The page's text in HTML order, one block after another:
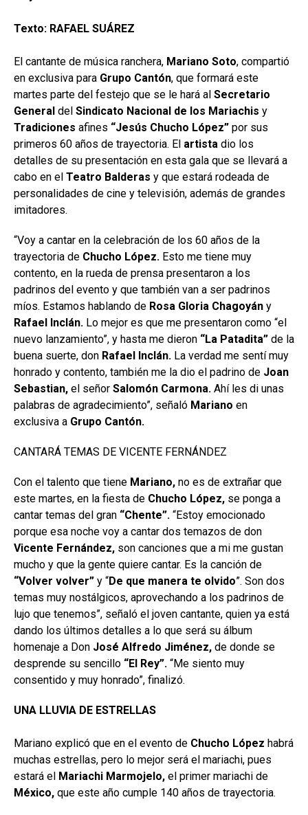
Texto: RAFAEL SUÁREZ
El cantante de música ranchera, Mariano Soto, compartió
en exclusiva para Grupo Cantón, que formará este
martes parte del festejo que se le hará al Secretario
General del Sindicato Nacional de los Mariachis y
Tradiciones afines “Jesús Chucho López” por sus
primeros 60 años de trayectoria. El artista dio los
detalles de su presentación en esta gala que se llevará a
cabo en el Teatro Balderas y que estará rodeada de
personalidades de cine y televisión, además de grandes
imitadores.
“Voy a cantar en la celebración de los 60 años de la
trayectoria de Chucho López. Esto me tiene muy
contento, en la rueda de prensa presentaron a los
padrinos del evento y que también van a ser padrinos
míos. Estamos hablando de Rosa Gloria Chagoyán y
Rafael Inclán. Lo mejor es que me presentaron como “el
nuevo lanzamiento”, y hasta me dieron “La Patadita” de la
buena suerte, don Rafael Inclán. La verdad me sentí muy
honrado y contento, también me la dio el padrino de Joan
Sebastian, el señor Salomón Carmona. Ahí les di unas
palabras de agradecimiento”, señaló Mariano en
exclusiva a Grupo Cantón.
CANTARÁ TEMAS DE VICENTE FERNÁNDEZ
Con el talento que tiene Mariano, no es de extrañar que
este martes, en la fiesta de Chucho López, se ponga a
cantar temas del gran “Chente”. “Estoy emocionado
porque esa noche voy a cantar dos temazos de don
Vicente Fernández, son canciones que a mi me gustan
mucho y que la gente quiere cantar. Es la canción de
“Volver volver” y “De que manera te olvido”. Son dos
temas muy nostálgicos, aprovechando a los padrinos de
lujo que tenemos”, señaló el joven cantante, quien ya está
dando los últimos detalles a lo que será su álbum
homenaje a Don José Alfredo Jiménez, de donde se
desprende su sencillo “El Rey”. “Me siento muy
consentido y muy honrado”, finalizó.
UNA LLUVIA DE ESTRELLAS
Mariano explicó que en el evento de Chucho López habrá
muchas estrellas, pero lo mejor será el mariachi, pues
estará el Mariachi Marmojelo, el primer mariachi de
México, que este año cumple 140 años de trayectoria.